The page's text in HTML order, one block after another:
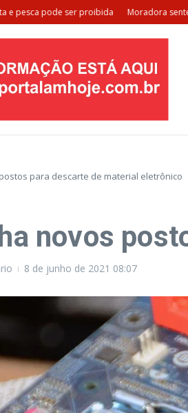
pode ser proibida Moradora sente forte
para descarte de material eletrônico
novos
8 de junho de 2021 08:07